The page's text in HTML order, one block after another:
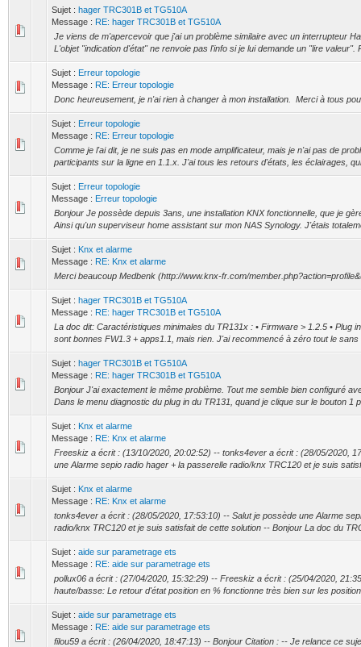
Sujet : hager TRC301B et TG510A
Message : RE: hager TRC301B et TG510A
Je viens de m'apercevoir que j'ai un problème similaire avec un interrupteur
L'objet "indication d'état" ne renvoie pas l'info si je lui demande un "lire valeur".
Sujet : Erreur topologie
Message : RE: Erreur topologie
Donc heureusement, je n'ai rien à changer à mon installation. Merci à tous
Sujet : Erreur topologie
Message : RE: Erreur topologie
Comme je l'ai dit, je ne suis pas en mode amplificateur, mais je n'ai pas de
participants sur la ligne en 1.1.x. J'ai tous les retours d'états, les éclairages,
Sujet : Erreur topologie
Message : Erreur topologie
Bonjour Je possède depuis 3ans, une installation KNX fonctionnelle, que je
Ainsi qu'un superviseur home assistant sur mon NAS Synology. J'étais
Sujet : Knx et alarme
Message : RE: Knx et alarme
Merci beaucoup Medbenk (http://www.knx-fr.com/
Sujet : hager TRC301B et TG510A
Message : RE: hager TRC301B et TG510A
La doc dit: Caractéristiques minimales du TR131x : • Firmware > 1.2.5 • Plug
sont bonnes FW1.3 + apps1.1, mais rien. J'ai recommencé à zéro tout le sans
Sujet : hager TRC301B et TG510A
Message : RE: hager TRC301B et TG510A
Bonjour J'ai exactement le même problème. Tout me semble bien configuré
Dans le menu diagnostic du plug in du TR131, quand je clique sur le bouton 1
Sujet : Knx et alarme
Message : RE: Knx et alarme
Freeskiz a écrit : (13/10/2020, 20:02:52) -- tonks4ever a écrit : (28/05/2020,
une Alarme sepio radio hager + la passerelle radio/knx TRC120 et je suis
Sujet : Knx et alarme
Message : RE: Knx et alarme
tonks4ever a écrit : (28/05/2020, 17:53:10) -- Salut je possède une Alarme
radio/knx TRC120 et je suis satisfait de cette solution -- Bonjour La doc du
Sujet : aide sur parametrage ets
Message : RE: aide sur parametrage ets
pollux06 a écrit : (27/04/2020, 15:32:29) -- Freeskiz a écrit : (25/04/2020,
haute/basse: Le retour d'état position en % fonctionne très bien sur les
Sujet : aide sur parametrage ets
Message : RE: aide sur parametrage ets
filou59 a écrit : (26/04/2020, 18:47:13) -- Bonjour Citation : -- Je relance ce